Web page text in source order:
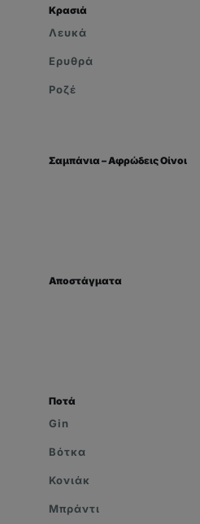
Κρασιά
Λευκά
Ερυθρά
Ροζέ
Σαμπάνια – Αφρώδεις Οίνοι
Αποστάγματα
Ποτά
Gin
Βότκα
Κονιάκ
Μπράντι